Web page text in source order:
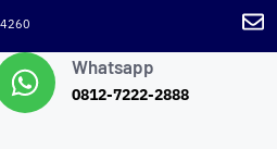
Whatsapp
0812-7222-2888